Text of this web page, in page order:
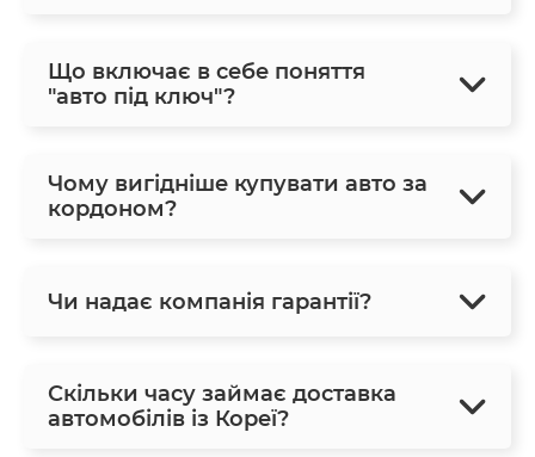
Що включає в себе поняття
"авто під ключ"?
Чому вигідніше купувати авто за
кордоном?
Чи надає компанія гарантії?
Скільки часу займає доставка
автомобілів із Кореї?